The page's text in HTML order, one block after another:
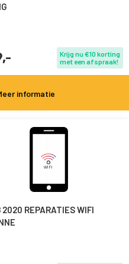
Krijg nu €10 korting
met een afspraak!
informatie
2020 REPARATIES WIFI